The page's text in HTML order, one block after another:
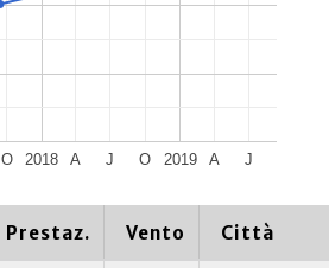
2018 2019
O A J O A J
Prestaz. Vento Città